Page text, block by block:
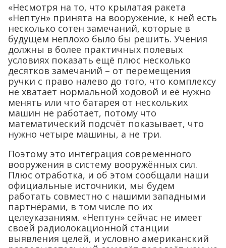
«Несмотря на то, что крылатая ракета
«Нептун» принята на вооружение, к ней есть
несколько сотен замечаний, которые в
будущем неплохо было бы решить. Учения
должны в более практичных полевых
условиях показать ещё плюс несколько
десятков замечаний – от перемещения
ручки с право налево до того, что комплексу
не хватает нормальной ходовой и её нужно
менять или что батарея от нескольких
машин не работает, потому что
математический подсчёт показывает, что
нужно четыре машины, а не три.
Поэтому это интеграция современного
вооружения в систему вооружённых сил.
Плюс отработка, и об этом сообщали наши
официальные источники, мы будем
работать совместно с нашими западными
партнёрами, в том числе по их
целеуказаниям. «Нептун» сейчас не имеет
своей радиолокационной станции
выявления целей, и условно американский